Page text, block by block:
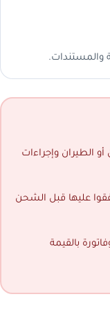
والمستندات.
الطيران وإجراءات
عليها قبل الشحن
بالقيمة